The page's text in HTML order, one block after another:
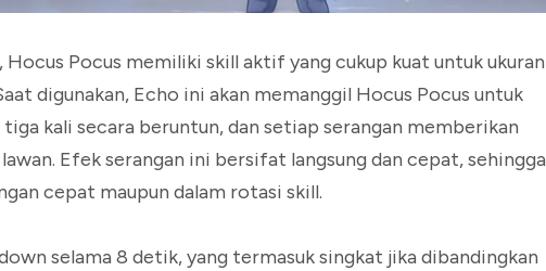
Pocus memiliki skill aktif yang cukup kuat untuk ukuran
digunakan, Echo ini akan memanggil Hocus Pocus untuk
kali secara beruntun, dan setiap serangan memberikan
Efek serangan ini bersifat langsung dan cepat, sehingga
cepat maupun dalam rotasi skill.
selama 8 detik, yang termasuk singkat jika dibandingkan